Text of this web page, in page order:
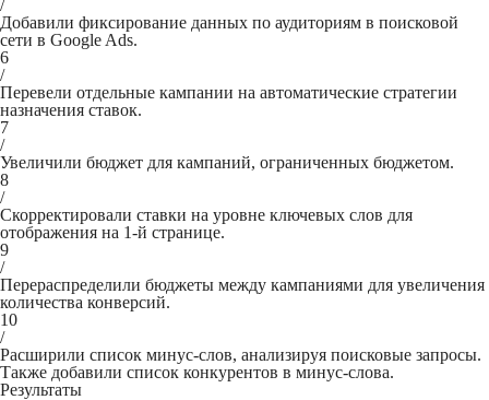
/
Добавили фиксирование данных по аудиториям в поисковой
сети в Google Ads.
6
/
Перевели отдельные кампании на автоматические стратегии
назначения ставок.
7
/
Увеличили бюджет для кампаний, ограниченных бюджетом.
8
/
Скорректировали ставки на уровне ключевых слов для
отображения на 1-й странице.
9
/
Перераспределили бюджеты между кампаниями для увеличения
количества конверсий.
10
/
Расширили список минус-слов, анализируя поисковые запросы.
Также добавили список конкурентов в минус-слова.
Результаты